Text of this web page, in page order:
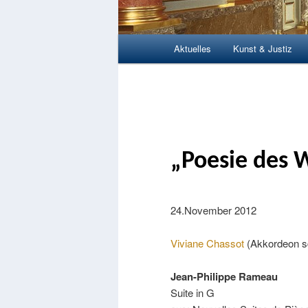
Hauptmenü
Zum Inhalt wechseln
Zum sekundären Inhalt
Aktuelles Kunst & Justiz
„Poesie des
24.November 2012
Viviane Chassot (Akkordeon
Jean-Philippe Rameau
Suite in G